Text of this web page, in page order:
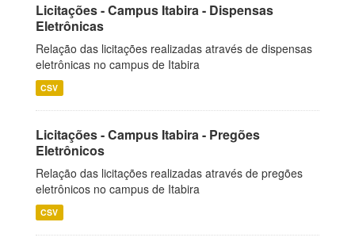
Licitações - Campus Itabira - Dispensas
Eletrônicas
Relação das licitações realizadas através de dispensas
eletrônicas no campus de Itabira
CSV
Licitações - Campus Itabira - Pregões
Eletrônicos
Relação das licitações realizadas através de pregões
eletrônicos no campus de Itabira
CSV